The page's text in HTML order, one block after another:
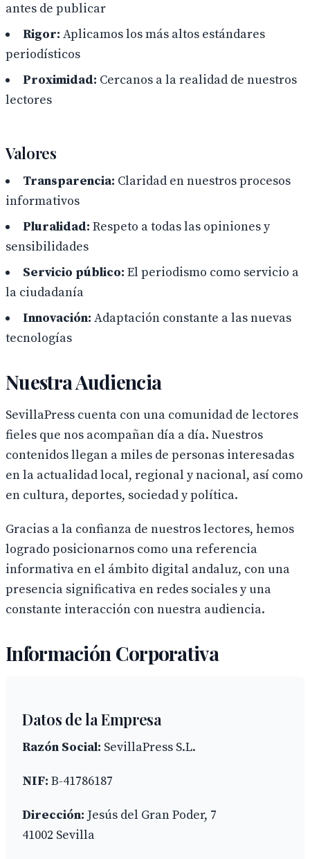
antes de publicar
Rigor: Aplicamos los más altos estándares
periodísticos
Proximidad: Cercanos a la realidad de nuestros
lectores
Valores
Transparencia: Claridad en nuestros procesos
informativos
Pluralidad: Respeto a todas las opiniones y
sensibilidades
Servicio público: El periodismo como servicio a
la ciudadanía
Innovación: Adaptación constante a las nuevas
tecnologías
Nuestra Audiencia
SevillaPress cuenta con una comunidad de lectores
fieles que nos acompañan día a día. Nuestros
contenidos llegan a miles de personas interesadas
en la actualidad local, regional y nacional, así como
en cultura, deportes, sociedad y política.
Gracias a la confianza de nuestros lectores, hemos
logrado posicionarnos como una referencia
informativa en el ámbito digital andaluz, con una
presencia significativa en redes sociales y una
constante interacción con nuestra audiencia.
Información Corporativa
Datos de la Empresa
Razón Social: SevillaPress S.L.
NIF: B-41786187
Dirección: Jesús del Gran Poder, 7
41002 Sevilla